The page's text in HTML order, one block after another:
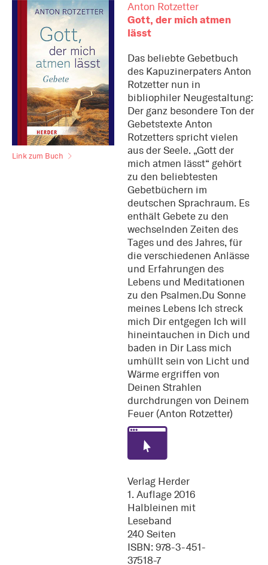
Link zum Buch
Anton Rotzetter
Gott, der mich atmen
lässt
Das beliebte Gebetbuch
des Kapuzinerpaters Anton
Rotzetter nun in
bibliophiler Neugestaltung:
Der ganz besondere Ton der
Gebetstexte Anton
Rotzetters spricht vielen
aus der Seele. „Gott der
mich atmen lässt“ gehört
zu den beliebtesten
Gebetbüchern im
deutschen Sprachraum. Es
enthält Gebete zu den
wechselnden Zeiten des
Tages und des Jahres, für
die verschiedenen Anlässe
und Erfahrungen des
Lebens und Meditationen
zu den Psalmen.Du Sonne
meines Lebens Ich streck
mich Dir entgegen Ich will
hineintauchen in Dich und
baden in Dir Lass mich
umhüllt sein von Licht und
Wärme ergriffen von
Deinen Strahlen
durchdrungen von Deinem
Feuer (Anton Rotzetter)
Verlag Herder
1. Auflage 2016
Halbleinen mit
Leseband
240 Seiten
ISBN: 978-3-451-
37518-7